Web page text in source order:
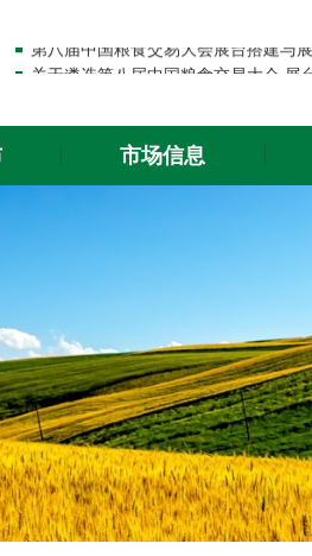
市场信息